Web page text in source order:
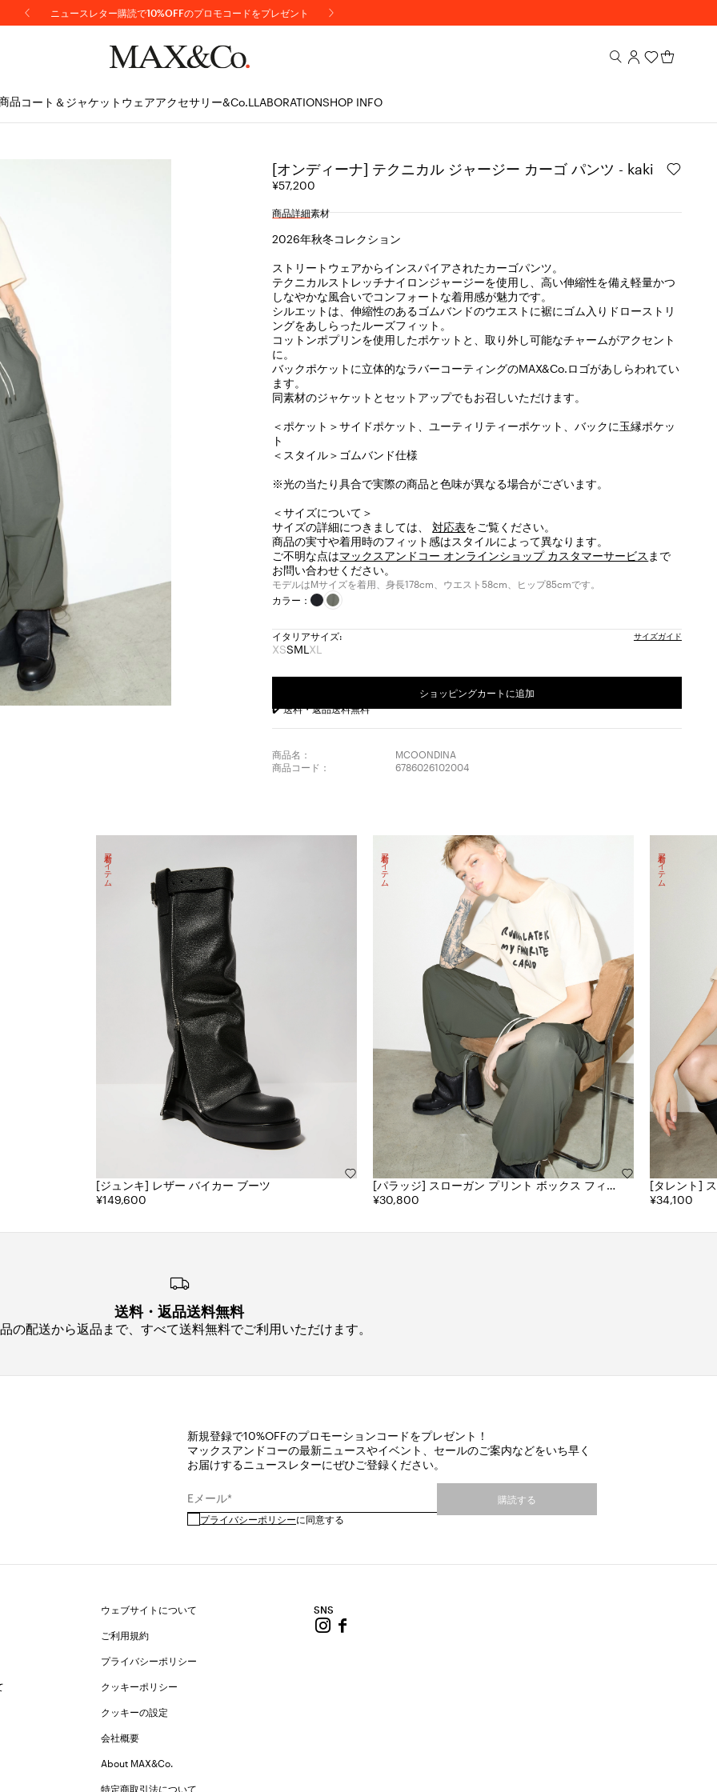
ニュースレター購読で10%OFFのプロモコードをプレゼント
品コート＆ジャケット ウェアアクセサリー&Co.LLABORATIONSHOP INFO
[オンディーナ] テクニカル ジャージー カーゴ パンツ - kaki
¥57,200
商品詳細素材
2026年秋冬コレクション
ストリートウェアからインスパイアされたカーゴパンツ。
テクニカルストレッチナイロンジャージーを使用し、高い伸縮性を備え軽量かつ
しなやかな風合いでコンフォートな着用感が魅力です。
シルエットは、伸縮性のあるゴムバンドのウエストに裾にゴム入りドローストリ
ングをあしらったルーズフィット。
コットンポプリンを使用したポケットと、取り外し可能なチャームがアクセント
に。
バックポケットに立体的なラバーコーティングのMAX&Co.ロゴがあしらわれてい
ます。
同素材のジャケットとセットアップでもお召しいただけます。
＜ポケット＞サイドポケット、ユーティリティーポケット、バックに玉縁ポケッ
ト
＜スタイル＞ゴムバンド仕様
※光の当たり具合で実際の商品と色味が異なる場合がございます。
＜サイズについて＞
サイズの詳細につきましては、対応表をご覧ください。
商品の実寸や着用時のフィット感はスタイルによって異なります。
ご不明な点はマックスアンドコー オンラインショップ カスタマーサービス まで
お問い合わせください。
モデルはMサイズを着用、身長178cm、ウエスト58cm、ヒップ85cmです。
カラー：
イタリアサイズ: サイズガイド
XS
サ
完
成
SサMサ
LサXLサ
完
成
ショッピングカートに追加
✔️ 送料・返品送料無料
商品名：
MCOONDINA
商品コード：
6786026102004
[ジュンキ] レザー バイカー ブーツ
¥149,600
新着アイテム
[パラッジ] スローガン プリント ボックス フィッ
ト Tシャツ
¥30,800
新着アイテム
[タレント] スローガン プリント ルーズ フィット
Tシャツ
¥34,100
新着アイテム
送料・返品送料無料
の配送から返品まで、すべて送料無料でご利用いただけます。
新規登録で10%OFFのプロモーションコードをプレゼント！
マックスアンドコーの最新ニュースやイベント、セールのご案内などをいち早く
お届けするニュースレターにぜひご登録ください。
Eメール*
プライバシーポリシーに同意する
購読する
ウェブサイトについて
ご利用規約
プライバシーポリシー
クッキーポリシー
クッキーの設定
会社概要
About MAX&Co.
特定商取引法について
SNS